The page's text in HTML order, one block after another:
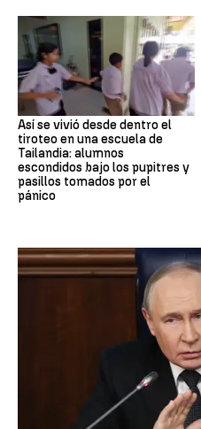
Así se vivió desde dentro el
tiroteo en una escuela de
Tailandia: alumnos
escondidos bajo los pupitres y
pasillos tomados por el
pánico